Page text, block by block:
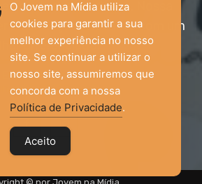
a todas as idades. Nossa
informação relevante com um
diferenciado.
Entre em contato:
O Jovem na Mídia utiliza
cookies para garantir a sua
melhor experiência no nosso
site. Se continuar a utilizar o
nosso site, assumiremos que
concorda com a nossa
Política de Privacidade.
Aceito